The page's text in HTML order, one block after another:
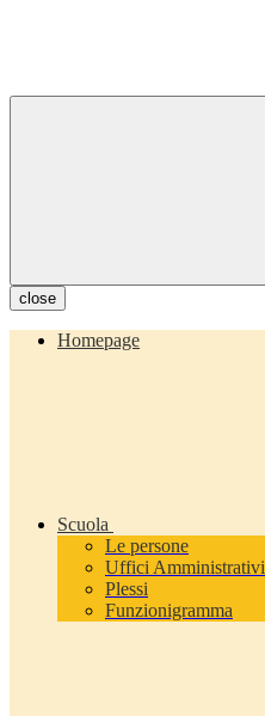
close
Homepage
Scuola
Le persone
Uffici Amministrativi
Plessi
Funzionigramma